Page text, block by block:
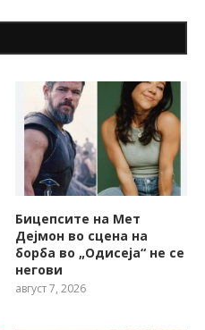
Бицепсите на Мет
Дејмон во сцена на
борба во „Одисеја“ не се
негови
август 7, 2026